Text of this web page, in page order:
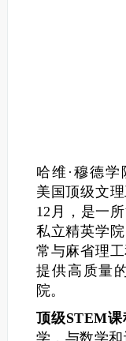
哈维·穆德学
美国顶级文
12月，是一
私立精英学
常与麻省理
提供高质量
院。
顶级STEM课
学，与数学